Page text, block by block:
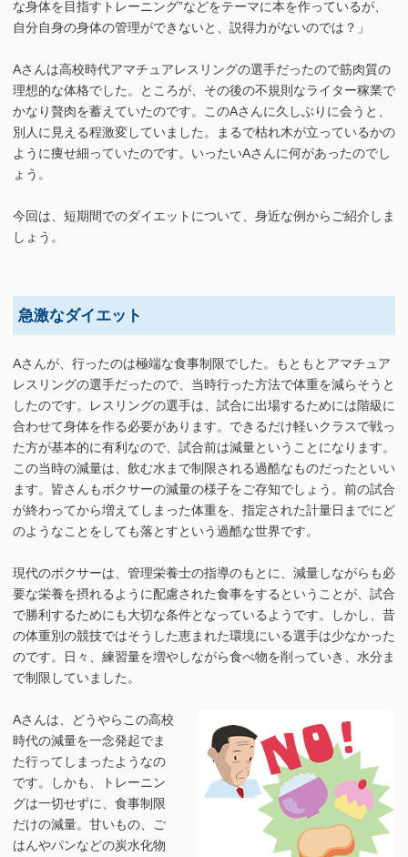
な身体を目指すトレーニング”などをテーマに本を作っているが、
自分自身の身体の管理ができないと、説得力がないのでは？」
Aさんは高校時代アマチュアレスリングの選手だったので筋肉質の
理想的な体格でした。ところが、その後の不規則なライター稼業で
かなり贅肉を蓄えていたのです。このAさんに久しぶりに会うと、
別人に見える程激変していました。まるで枯れ木が立っているかの
ように痩せ細っていたのです。いったいAさんに何があったのでし
ょう。
今回は、短期間でのダイエットについて、身近な例からご紹介しま
しょう。
急激なダイエット
Aさんが、行ったのは極端な食事制限でした。もともとアマチュア
レスリングの選手だったので、当時行った方法で体重を減らそうと
したのです。レスリングの選手は、試合に出場するためには階級に
合わせて身体を作る必要があります。できるだけ軽いクラスで戦っ
た方が基本的に有利なので、試合前は減量ということになります。
この当時の減量は、飲む水まで制限される過酷なものだったといい
ます。皆さんもボクサーの減量の様子をご存知でしょう。前の試合
が終わってから増えてしまった体重を、指定された計量日までにど
のようなことをしても落とすという過酷な世界です。
現代のボクサーは、管理栄養士の指導のもとに、減量しながらも必
要な栄養を摂れるように配慮された食事をするということが、試合
で勝利するためにも大切な条件となっているようです。しかし、昔
の体重別の競技ではそうした恵まれた環境にいる選手は少なかった
のです。日々、練習量を増やしながら食べ物を削っていき、水分ま
で制限していました。
Aさんは、どうやらこの高校
時代の減量を一念発起でま
た行ってしまったようなの
です。しかも、トレーニン
グは一切せずに、食事制限
だけの減量。甘いもの、ご
はんやパンなどの炭水化物